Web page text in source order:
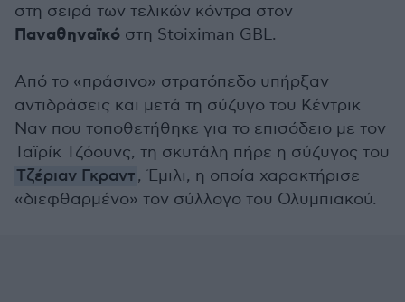
στη σειρά των τελικών κόντρα στον
Παναθηναϊκό στη Stoiximan GBL.
Από το «πράσινο» στρατόπεδο υπήρξαν
αντιδράσεις και μετά τη σύζυγο του Κέντρικ
Ναν που τοποθετήθηκε για το επισόδειο με τον
Ταϊρίκ Τζόουνς, τη σκυτάλη πήρε η σύζυγος του
Τζέριαν Γκραντ, Έμιλι, η οποία χαρακτήρισε
«διεφθαρμένο» τον σύλλογο του Ολυμπιακού.